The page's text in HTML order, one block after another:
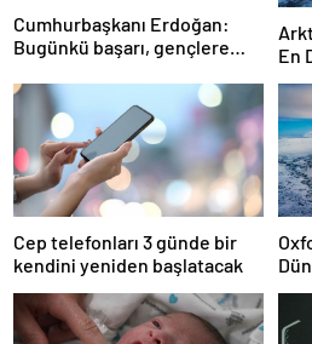
Cumhurbaşkanı Erdoğan:
Bugünkü başarı, gençlere
zihniyete indirilmiş ağır bir
darbedir
En
Cep telefonları 3 günde bir
kendini yeniden başlatacak